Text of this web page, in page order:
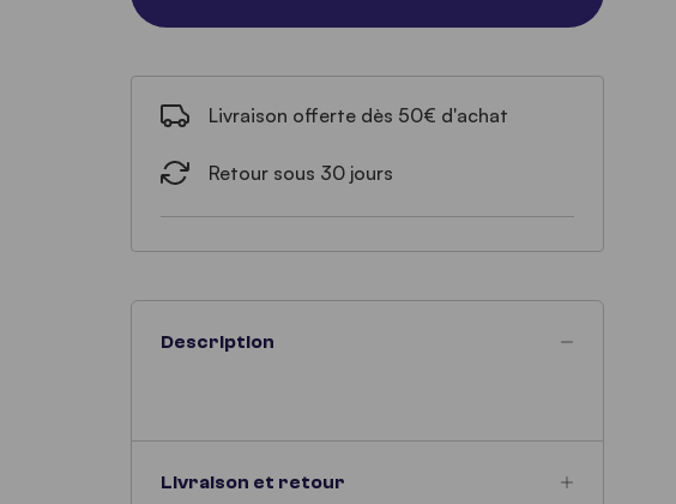
Livraison offerte dès 50€ d'achat
Retour sous 30 jours
Description
Livraison et retour